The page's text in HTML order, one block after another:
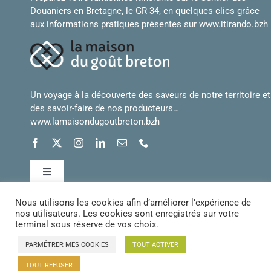
Douaniers en Bretagne, le GR 34, en quelques clics grâce
aux informations pratiques présentes sur www.itirando.bzh
Un voyage à la découverte des saveurs de notre territoire et
des savoir-faire de nos producteurs…
www.lamaisondugoutbreton.bzh
Toggle
Conditions générales de vente
Mentions légales
Nous utilisons les cookies afin d’améliorer l’expérience de
nos utilisateurs. Les cookies sont enregistrés sur votre
terminal sous réserve de vos choix.
PARMÉTRER MES COOKIES TOUT ACTIVER
TOUT REFUSER